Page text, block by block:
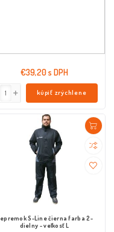
€39,20 s DPH
kúpiť zrýchlene
S-Line čierna farba 2-
dielny - veľkosť L